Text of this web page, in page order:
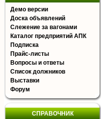
Демо версии
Доска объявлений
Слежение за вагонами
Каталог предприятий АПК
Подписка
Прайс-листы
Вопросы и ответы
Список должников
Выставки
Форум
СПРАВОЧНИК